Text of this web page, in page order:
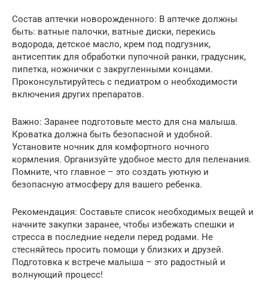
Состав аптечки новорожденного: В аптечке должны
быть: ватные палочки, ватные диски, перекись
водорода, детское масло, крем под подгузник,
антисептик для обработки пупочной ранки, градусник,
пипетка, ножнички с закругленными концами.
Проконсультируйтесь с педиатром о необходимости
включения других препаратов.
Важно: Заранее подготовьте место для сна малыша.
Кроватка должна быть безопасной и удобной.
Установите ночник для комфортного ночного
кормления. Организуйте удобное место для пеленания.
Помните, что главное – это создать уютную и
безопасную атмосферу для вашего ребенка.
Рекомендация: Составьте список необходимых вещей и
начните закупки заранее, чтобы избежать спешки и
стресса в последние недели перед родами. Не
стесняйтесь просить помощи у близких и друзей.
Подготовка к встрече малыша – это радостный и
волнующий процесс!